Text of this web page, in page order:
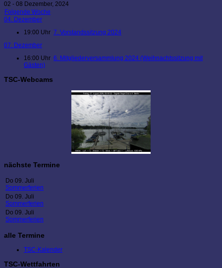
02 - 08 Dezember, 2024
Folgende Woche
04. Dezember
19:00 Uhr 7. Vorstandssitzung 2024
07. Dezember
16:00 Uhr 6. Mitgliederversammlung 2024 (Weihnachtssitzung mit
Gästen)
TSC-Webcams
nächste Termine
Do 09. Juli
Sommerferien
Do 09. Juli
Sommerferien
Do 09. Juli
Sommerferien
alle Termine
TSC-Kalender
TSC-Wettfahrten